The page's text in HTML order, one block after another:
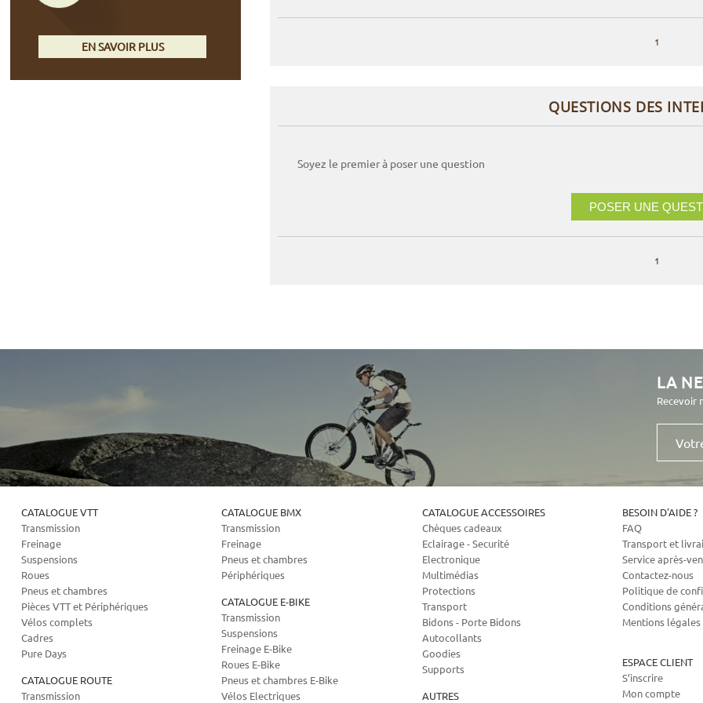
1
QUESTIONS DES
Soyez le premier à poser une question
POSER UNE
1
EN SAVOIR PLUS
LA
Recevoir
Votre
mail
CATALOGUE VTT
Transmission
Freinage
Suspensions
Roues
Pneus et chambres
Pièces VTT et Périphériques
Vélos complets
Cadres
Pure Days
CATALOGUE ROUTE
Transmission
CATALOGUE BMX
Transmission
Freinage
Pneus et chambres
Périphériques
CATALOGUE E-BIKE
Transmission
Suspensions
Freinage E-Bike
Roues E-Bike
Pneus et chambres E-Bike
Vélos Electriques
CATALOGUE ACCESSOIRES
Chèques cadeaux
Eclairage - Securité
Electronique
Multimédias
Protections
Transport
Bidons - Porte Bidons
Autocollants
Goodies
Supports
AUTRES
BESOIN D'AIDE ?
FAQ
Transport et
Service après-
Contactez-nous
Politique de
Conditions
Mentions légales
ESPACE CLIENT
S’inscrire
Mon compte